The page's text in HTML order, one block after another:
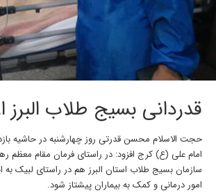
قدردانی بسیج طلاب البرز
حجت الاسلام محسن قدرتی روز چهارشنبه در حاشیه
امام علی (ع) کرج افزود: در راستای فرمان مقام معظم
سازمان بسیج طلاب استان البرز هم در راستای لبیک
امور درمانی و کمک به بیماران پیشتاز شود.